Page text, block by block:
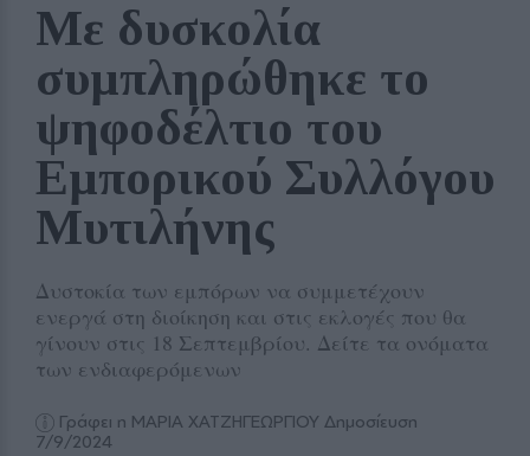
Με δυσκολία
συμπληρώθηκε το
ψηφοδέλτιο του
Εμπορικού Συλλόγου
Μυτιλήνης
Δυστοκία των εμπόρων να συμμετέχουν
ενεργά στη διοίκηση και στις εκλογές που θα
γίνουν στις 18 Σεπτεμβρίου. Δείτε τα ονόματα
των ενδιαφερόμενων
Γράφει η ΜΑΡΙΑ ΧΑΤΖΗΓΕΩΡΓΙΟΥ Δημοσίευση
7/9/2024